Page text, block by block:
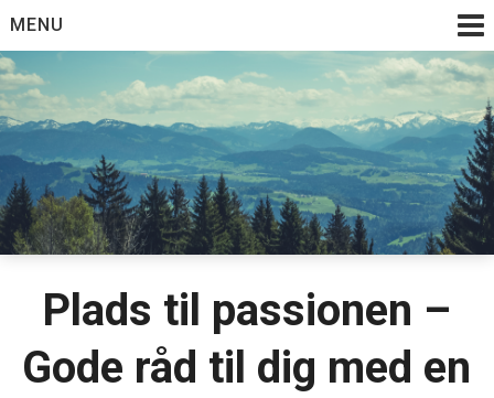
to
content
MENU
Plads til passionen –
Gode råd til dig med en